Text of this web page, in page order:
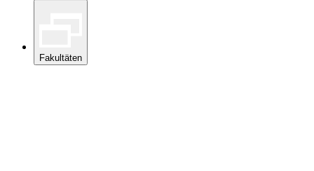
Fakultäten